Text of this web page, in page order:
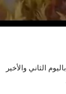
الثاني والأخير